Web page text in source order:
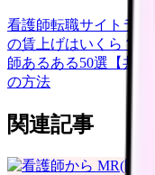
看護師転職サイトラン
の賃上げはいくら？
師あるある50選【共感
の方法
関連記事